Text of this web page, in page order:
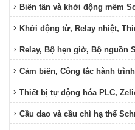
Biến tần và khởi động mềm
Khởi động từ, Relay nhiệt,
Relay, Bộ hẹn giờ, Bộ nguồn
Cảm biến, Công tắc hành
Thiết bị tự động hóa PLC,
Cầu dao và cầu chì hạ thế